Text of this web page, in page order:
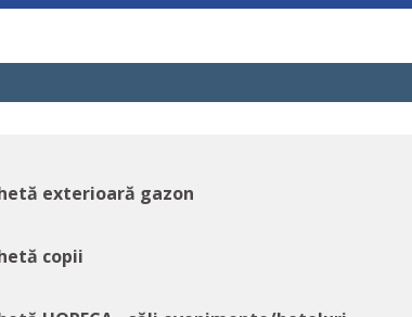
exterioară gazon
copii